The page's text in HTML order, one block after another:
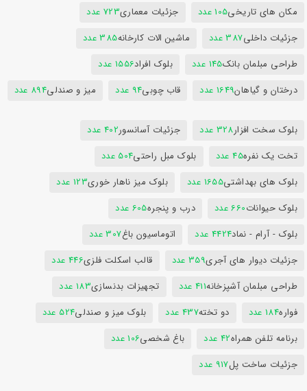
مکان های تاریخی105 عدد جزئیات معماری723 عدد
جزئیات داخلی387 عدد ماشین الات کارخانه385 عدد
طراحی مبلمان بانک145 عدد بلوک افراد1556 عدد
درختان و گیاهان1649 عدد قاب چوبی94 عدد میز و صندلی894 عدد
بلوک سخت افزار328 عدد جزئیات آسانسور402 عدد
تخت یک نفره45 عدد بلوک مبل راحتی504 عدد
بلوک های بهداشتی1655 عدد بلوک میز ناهار خوری123 عدد
بلوک حیوانات660 عدد درب و پنجره605 عدد
بلوک - آرام - نماد4424 عدد اتوماسیون باغ307 عدد
جزئیات دیوار های آجری359 عدد قالب اسکلت فلزی446 عدد
طراحی مبلمان آشپزخانه411 عدد تجهیزات بدنسازی183 عدد
فواره184 عدد دو تخته437 عدد بلوک میز و صندلی524 عدد
برنامه تلفن همراه42 عدد باغ شخصی106 عدد
جزئیات ساخت پل917 عدد